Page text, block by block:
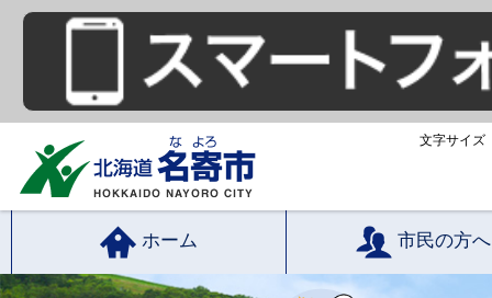
文字サイズ
ホーム 市民の方へ